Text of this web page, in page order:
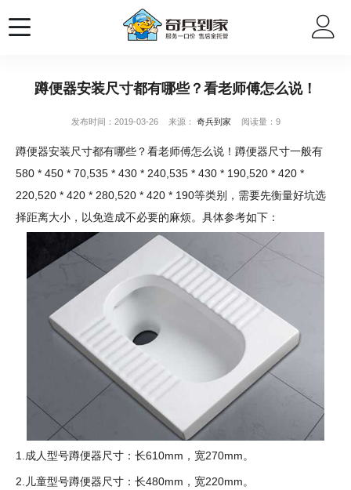
蹲便器安装尺寸都有哪些？看老师傅怎么说！
发布时间：2019-03-26 来源： 奇兵到家 阅读量：9
蹲便器安装尺寸都有哪些？看老师傅怎么说！蹲便器尺寸一般有
580 * 450 * 70,535 * 430 * 240,535 * 430 * 190,520 * 420 *
220,520 * 420 * 280,520 * 420 * 190等类别，需要先衡量好坑选
择距离大小，以免造成不必要的麻烦。具体参考如下：
1.成人型号蹲便器尺寸：长610mm，宽270mm。
2.儿童型号蹲便器尺寸：长480mm，宽220mm。